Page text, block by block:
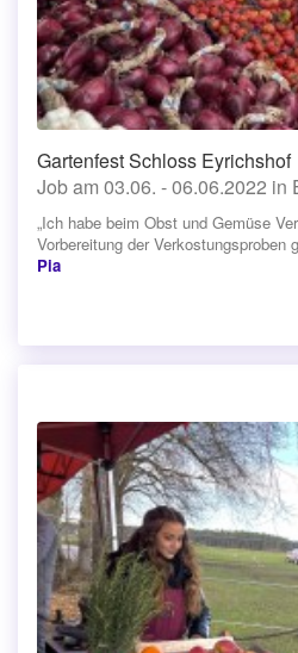
Gartenfest Schloss Eyrichshof
Job am 03.06. - 06.06.2022 in
„Ich habe beim Obst und Gemüse
Vorbereitung der Verkostungsproben
Pia